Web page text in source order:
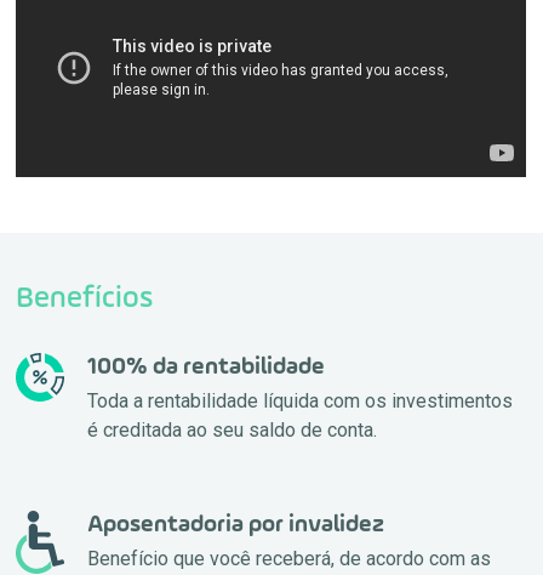
Benefícios
100% da rentabilidade
Toda a rentabilidade líquida com os investimentos
é creditada ao seu saldo de conta.
Aposentadoria por invalidez
Benefício que você receberá, de acordo com as